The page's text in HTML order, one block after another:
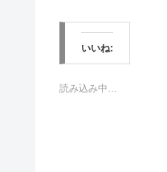
て
T
w
t
e
o
o
k
共
す
いいね:
読み込み中…